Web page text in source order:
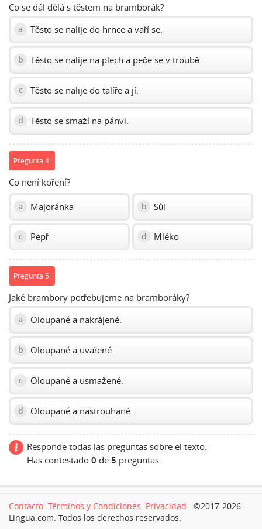
Co se dál dělá s těstem na bramborák?
a Těsto se nalije do hrnce a vaří se.
b Těsto se nalije na plech a peče se v troubě.
c Těsto se nalije do talíře a jí.
d Těsto se smaží na pánvi.
Pregunta 4:
Co není koření?
a Majoránka b Sůl
c Pepř d Mléko
Pregunta 5:
Jaké brambory potřebujeme na bramboráky?
a Oloupané a nakrájené.
b Oloupané a uvařené.
c Oloupané a usmažené.
d Oloupané a nastrouhané.
Responde todas las preguntas sobre el texto:
Has contestado 0 de 5 preguntas.
Contacto Términos y Condiciones Privacidad
©2017-2026
Lingua.com. Todos los derechos reservados.